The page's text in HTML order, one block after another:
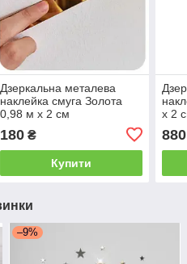
Дзеркальна металева
наклейка смуга Золота
0,98 м х 2 см
180₴
Купити
х 2
880
–9%